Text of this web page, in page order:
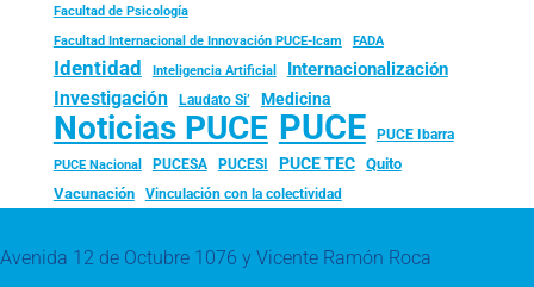
Facultad de Psicología
Facultad Internacional de Innovación PUCE-Icam FADA
Identidad Inteligencia Artificial Internacionalización
Investigación Laudato Si’ Medicina
Noticias PUCE PUCE PUCE Ibarra
PUCE Nacional PUCESA PUCESI PUCE TEC
Quito
Vacunación
Vinculación con la colectividad
Avenida 12 de Octubre 1076 y Vicente Ramón Roca